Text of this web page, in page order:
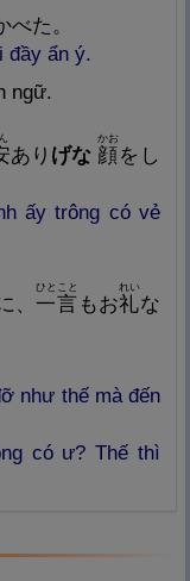
べた。
ẩn ý.
ngữ.
あり げな 顔
かお
をし
ấy trông có vẻ
、 一言
ひとこと
もお礼
れい
な
như thế mà đến
có ư? Thế thì